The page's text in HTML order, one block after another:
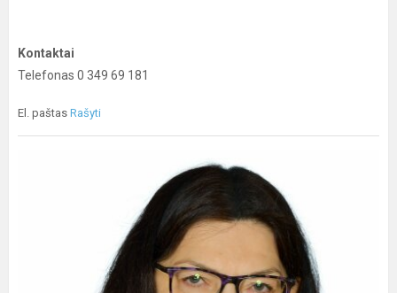
Kontaktai
Telefonas 0 349 69 181
El. paštas Rašyti